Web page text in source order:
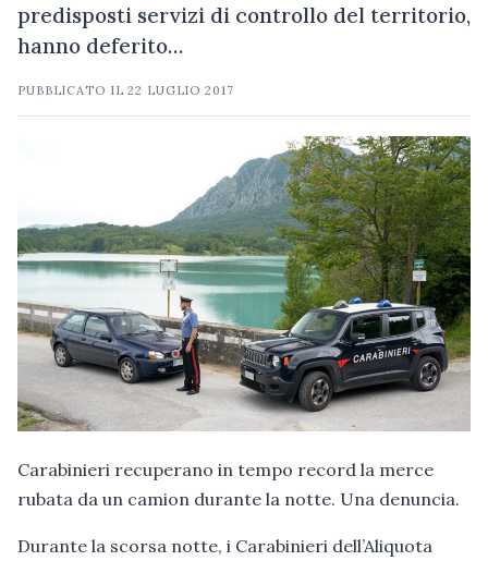
predisposti servizi di controllo del territorio,
hanno deferito…
PUBBLICATO IL22 LUGLIO 2017
Carabinieri recuperano in tempo record la merce
rubata da un camion durante la notte. Una denuncia.
Durante la scorsa notte, i Carabinieri dell’Aliquota